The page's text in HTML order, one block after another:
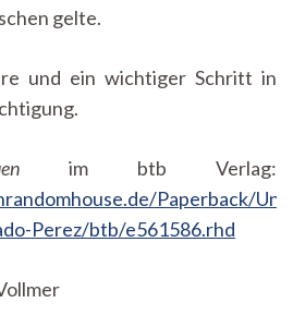
gelte.
und ein wichtiger Schritt in
im btb Verlag:
Paperback/
Perez/btb/e561586.rhd